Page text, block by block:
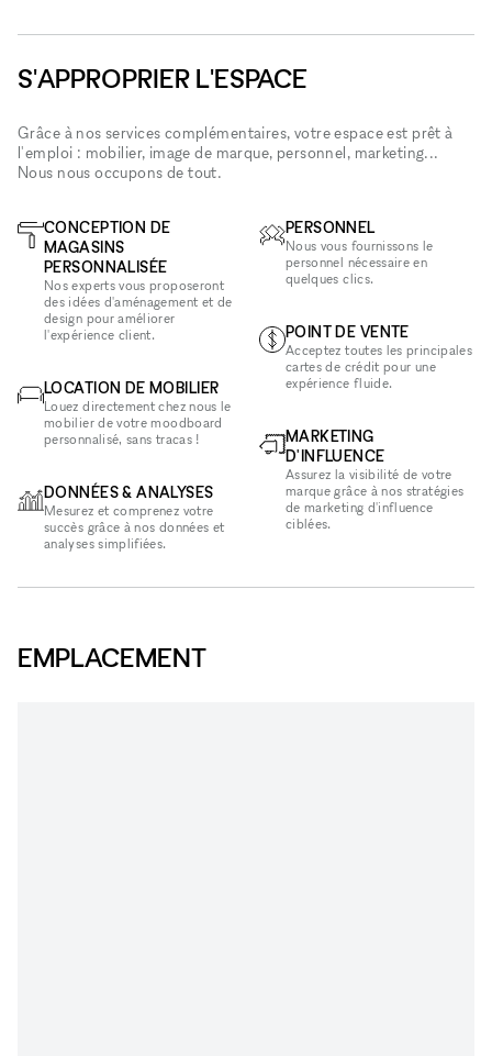
S'APPROPRIER L'ESPACE
Grâce à nos services complémentaires, votre espace est prêt à
l'emploi : mobilier, image de marque, personnel, marketing...
Nous nous occupons de tout.
CONCEPTION DE
MAGASINS
PERSONNALISÉE
Nos experts vous proposeront
des idées d'aménagement et de
design pour améliorer
l'expérience client.
LOCATION DE MOBILIER
Louez directement chez nous le
mobilier de votre moodboard
personnalisé, sans tracas !
DONNÉES & ANALYSES
Mesurez et comprenez votre
succès grâce à nos données et
analyses simplifiées.
PERSONNEL
Nous vous fournissons le
personnel nécessaire en
quelques clics.
POINT DE VENTE
Acceptez toutes les principales
cartes de crédit pour une
expérience fluide.
MARKETING
D'INFLUENCE
Assurez la visibilité de votre
marque grâce à nos stratégies
de marketing d'influence
ciblées.
EMPLACEMENT